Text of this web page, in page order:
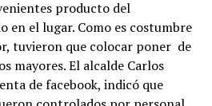
producto del
en el lugar. Como es costumbre
tuvieron que colocar poner de
mayores. El alcalde Carlos
de facebook, indicó que